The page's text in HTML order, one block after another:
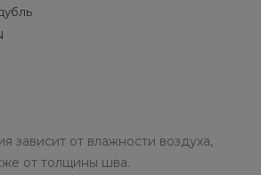
зависит от влажности воздуха,
от толщины шва.